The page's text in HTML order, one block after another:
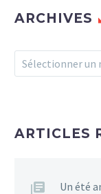
ARCHIVES
Archives
Sélectionner un
ARTICLES
Un été